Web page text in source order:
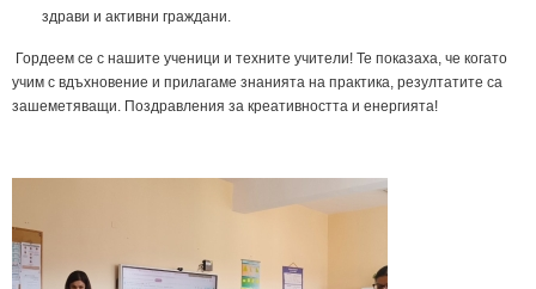
здрави и активни граждани.
Гордеем се с нашите ученици и техните учители! Те показаха, че когато
учим с вдъхновение и прилагаме знанията на практика, резултатите са
зашеметяващи. Поздравления за креативността и енергията!